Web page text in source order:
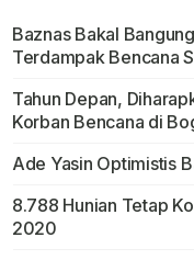
Baznas Bakal
Terdampak Bencana
Tahun Depan,
Korban Bencana di
Ade Yasin Optimistis
8.788 Hunian Tetap
2020